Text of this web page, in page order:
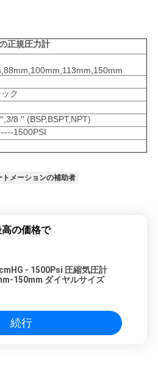
正規圧力計
ク
8 ′′ (BSP,BSPT,NPT)
1500PSI
トメーションの補助者
の価格で
- 1500Psi 圧縮気圧計
150mm ダイヤルサイズ
続行